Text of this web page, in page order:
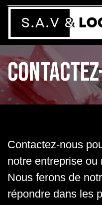
Se rendre au
Contactez-nous
notre entreprise ou
Nous ferons de
répondre dans les